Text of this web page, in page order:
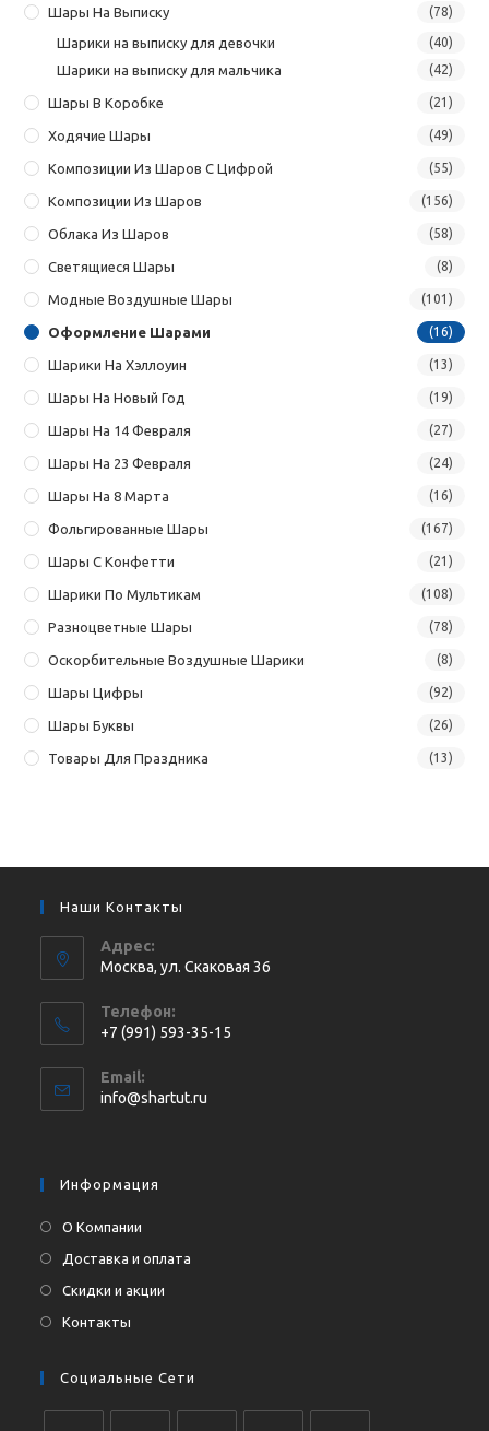
Шары На Выписку (78)
Шарики на выписку для девочки (40)
Шарики на выписку для мальчика (42)
Шары В Коробке (21)
Ходячие Шары (49)
Композиции Из Шаров С Цифрой (55)
Композиции Из Шаров (156)
Облака Из Шаров (58)
Светящиеся Шары (8)
Модные Воздушные Шары (101)
Оформление Шарами (16)
Шарики На Хэллоуин (13)
Шары На Новый Год (19)
Шары На 14 Февраля (27)
Шары На 23 Февраля (24)
Шары На 8 Марта (16)
Фольгированные Шары (167)
Шары С Конфетти (21)
Шарики По Мультикам (108)
Разноцветные Шары (78)
Оскорбительные Воздушные Шарики (8)
Шары Цифры (92)
Шары Буквы (26)
Товары Для Праздника (13)
Наши Контакты
Адрес:
Москва, ул. Cкаковая 36
Телефон:
+7 (991) 593-35-15
в
вашем
Email:
info@shartut.ru
Информация
О Компании
Доставка и оплата
Скидки и акции
Контакты
Социальные Сети